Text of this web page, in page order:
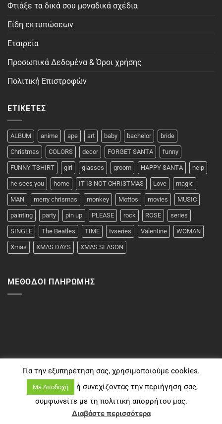
Φτιάξε τα δικά σου μοναδικά σχέδια
Είδη εκτυπώσεων
Εταιρεία
Προσωπικά Δεδομένα & Όροι χρήσης
Πολιτική Επιστροφών
ΕΤΙΚΈΤΕΣ
ALBUM anime ape art baby bachelor bride
Christmas COLORS decor FORGET SANTA funny
FUNNY TSHIRT girl glasses groom HAPPY SANTA help
he sees you home IT IS NOT CHRISTMAS Love magic
MAN merry chrismas monkey Mottos movies MUSIC
painting party pin up PLEASE rock ROSE series
SINGLE The Beatles TIME tvseries Valentine WOMAN
Xmas XMAS DAYS XMAS SEASON
ΜΈΘΟΔΟΙ ΠΛΗΡΩΜΉΣ
Copyright 2026 ©Typomplouzakia
Για την εξυπηρέτηση σας, χρησιμοποιούμε cookies.
Με Αποδοχή
ή συνεχίζοντας την περιήγηση σας,
συμφωνείτε με τη πολιτική απορρήτου μας.
Διαβάστε περισσότερα